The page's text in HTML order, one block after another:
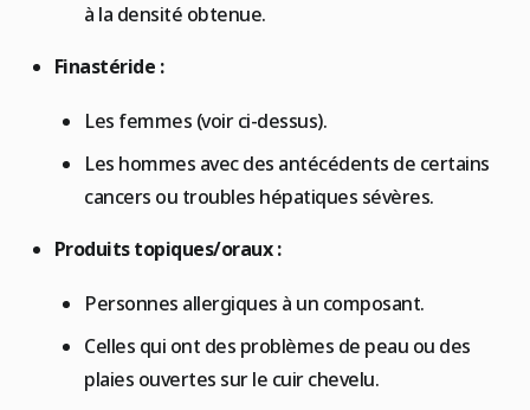
à la densité obtenue.
Finastéride :
Les femmes (voir ci-dessus).
Les hommes avec des antécédents de certains
cancers ou troubles hépatiques sévères.
Produits topiques/oraux :
Personnes allergiques à un composant.
Celles qui ont des problèmes de peau ou des
plaies ouvertes sur le cuir chevelu.